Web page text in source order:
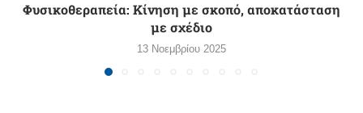
Φυσικοθεραπεία: Κίνηση με σκοπό, αποκατάσταση
με σχέδιο
13 Νοεμβρίου 2025